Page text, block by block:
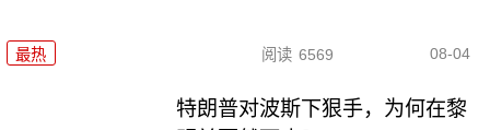
最热 阅读 6569 08-04
特朗普对波斯下狠手，为何在黎